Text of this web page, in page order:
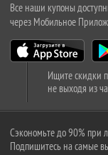
Все наши купоны
через Мобильное
Ищите скидки
не выходя из
Сэкономьте до 90% при
Подпишитесь на самые